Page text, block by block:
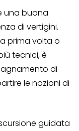
una buona
di vertigini.
prima volta o
tecnici, è
di
le nozioni di
guidata